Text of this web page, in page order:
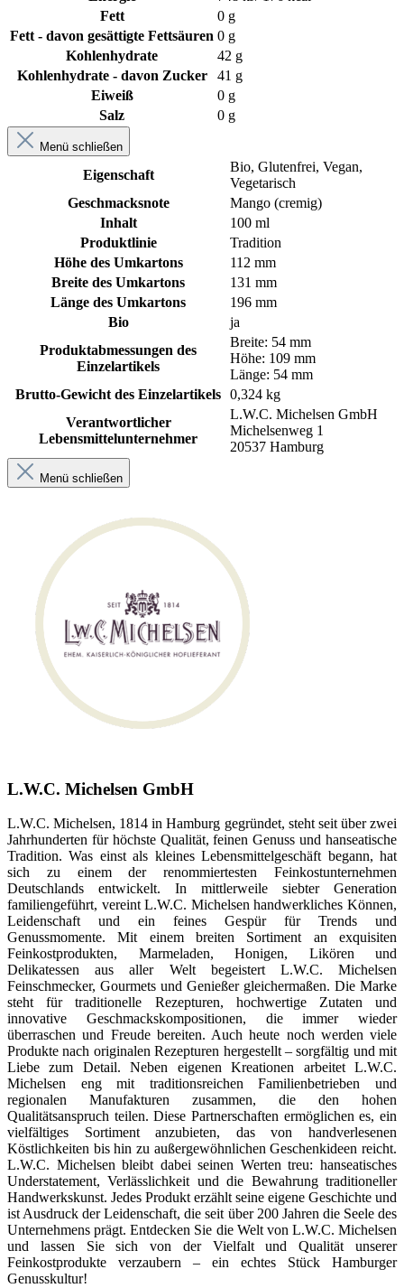
Fett
0 g
Fett - davon gesättigte Fettsäuren 0 g
Kohlenhydrate
42 g
Kohlenhydrate - davon Zucker
41 g
Eiweiß
0 g
Salz
0 g
Menü schließen
Eigenschaft
Bio, Glutenfrei, Vegan,
Vegetarisch
Geschmacksnote
Mango (cremig)
Inhalt
100 ml
Produktlinie
Tradition
Höhe des Umkartons
112 mm
Breite des Umkartons
131 mm
Länge des Umkartons
196 mm
Bio
ja
Produktabmessungen des
Einzelartikels
Breite: 54 mm
Höhe: 109 mm
Länge: 54 mm
Brutto-Gewicht des Einzelartikels 0,324 kg
Verantwortlicher
Lebensmittelunternehmer
L.W.C. Michelsen GmbH
Michelsenweg 1
20537 Hamburg
Menü schließen
L.W.C. Michelsen GmbH
L.W.C. Michelsen, 1814 in Hamburg gegründet, steht seit über zwei
Jahrhunderten für höchste Qualität, feinen Genuss und hanseatische
Tradition. Was einst als kleines Lebensmittelgeschäft begann, hat
sich zu einem der renommiertesten Feinkostunternehmen
Deutschlands entwickelt. In mittlerweile siebter Generation
familiengeführt, vereint L.W.C. Michelsen handwerkliches Können,
Leidenschaft und ein feines Gespür für Trends und
Genussmomente. Mit einem breiten Sortiment an exquisiten
Feinkostprodukten, Marmeladen, Honigen, Likören und
Delikatessen aus aller Welt begeistert L.W.C. Michelsen
Feinschmecker, Gourmets und Genießer gleichermaßen. Die Marke
steht für traditionelle Rezepturen, hochwertige Zutaten und
innovative Geschmackskompositionen, die immer wieder
überraschen und Freude bereiten. Auch heute noch werden viele
Produkte nach originalen Rezepturen hergestellt – sorgfältig und mit
Liebe zum Detail. Neben eigenen Kreationen arbeitet L.W.C.
Michelsen eng mit traditionsreichen Familienbetrieben und
regionalen Manufakturen zusammen, die den hohen
Qualitätsanspruch teilen. Diese Partnerschaften ermöglichen es, ein
vielfältiges Sortiment anzubieten, das von handverlesenen
Köstlichkeiten bis hin zu außergewöhnlichen Geschenkideen reicht.
L.W.C. Michelsen bleibt dabei seinen Werten treu: hanseatisches
Understatement, Verlässlichkeit und die Bewahrung traditioneller
Handwerkskunst. Jedes Produkt erzählt seine eigene Geschichte und
ist Ausdruck der Leidenschaft, die seit über 200 Jahren die Seele des
Unternehmens prägt. Entdecken Sie die Welt von L.W.C. Michelsen
und lassen Sie sich von der Vielfalt und Qualität unserer
Feinkostprodukte verzaubern – ein echtes Stück Hamburger
Genusskultur!